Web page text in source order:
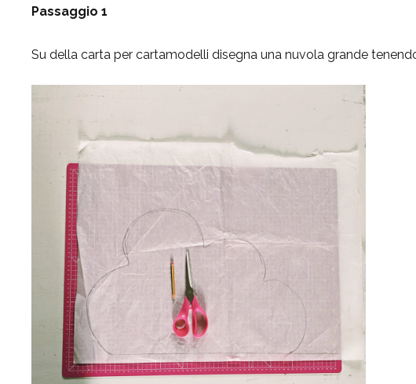
Passaggio 1
Su della carta per cartamodelli disegna una nuvola grande